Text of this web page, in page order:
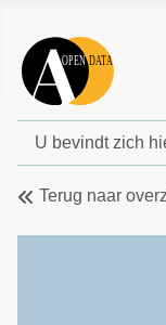
U bevindt zich
Terug naar